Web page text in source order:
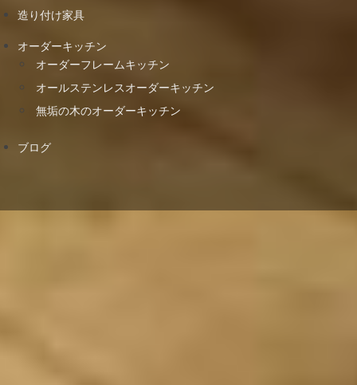
造り付け家具
オーダーキッチン
オーダーフレームキッチン
オールステンレスオーダーキッチン
無垢の木のオーダーキッチン
ブログ